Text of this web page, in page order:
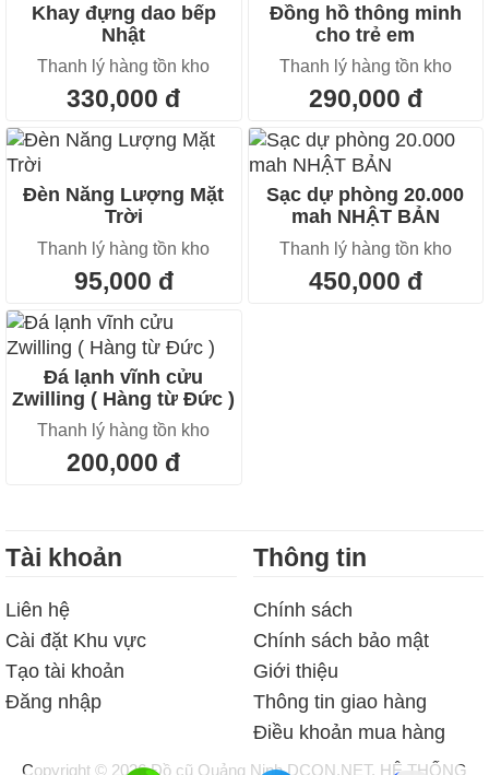
Khay đựng dao bếp
Nhật
Thanh lý hàng tồn kho
330,000 đ
Đồng hồ thông minh
cho trẻ em
Thanh lý hàng tồn kho
290,000 đ
Đèn Năng Lượng Mặt
Trời
Thanh lý hàng tồn kho
95,000 đ
Sạc dự phòng 20.000
mah NHẬT BẢN
Thanh lý hàng tồn kho
450,000 đ
Đá lạnh vĩnh cửu
Zwilling ( Hàng từ Đức )
Thanh lý hàng tồn kho
200,000 đ
Tài khoản
Liên hệ
Cài đặt Khu vực
Tạo tài khoản
Đăng nhập
Thông tin
Chính sách
Chính sách bảo mật
Giới thiệu
Thông tin giao hàng
Điều khoản mua hàng
Copyright © 2026 Đồ cũ Quảng Ninh DCQN.NET. HỆ THỐNG